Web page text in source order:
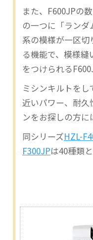
また、F600JPの
の一つに「ラン
系の模様が一区
る機能で、模様
をつけられる
ミシンキルトを
近いパワー、耐
ンをお探しの方に
同シリーズHZL-
F300JPは40種類